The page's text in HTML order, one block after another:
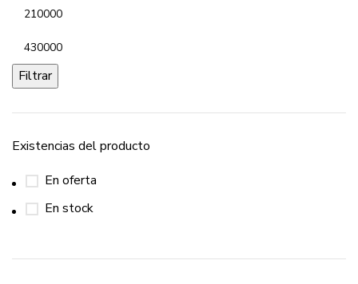
Filtrar
Existencias del producto
En oferta
En stock